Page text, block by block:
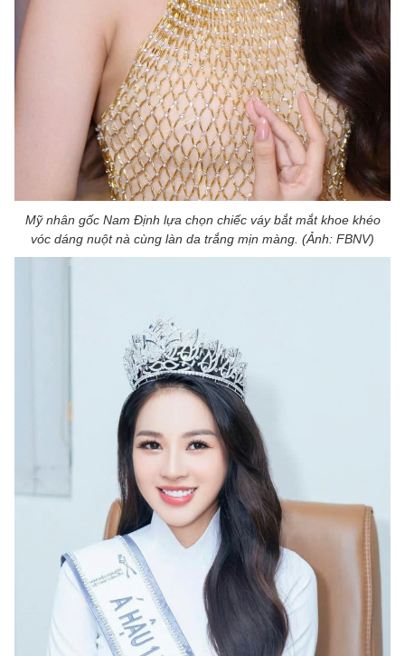
Mỹ nhân gốc Nam Định lựa chọn chiếc váy bắt mắt khoe khéo
vóc dáng nuột nà cùng làn da trắng mịn màng. (Ảnh: FBNV)